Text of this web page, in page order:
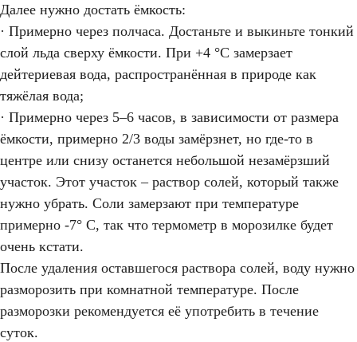
Далее нужно достать ёмкость:
· Примерно через полчаса. Достаньте и выкиньте тонкий
слой льда сверху ёмкости. При +4 °C замерзает
дейтериевая вода, распространённая в природе как
тяжёлая вода;
· Примерно через 5–6 часов, в зависимости от размера
ёмкости, примерно 2/3 воды замёрзнет, но где-то в
центре или снизу останется небольшой незамёрзший
участок. Этот участок – раствор солей, который также
нужно убрать. Соли замерзают при температуре
примерно -7° C, так что термометр в морозилке будет
очень кстати.
После удаления оставшегося раствора солей, воду нужно
разморозить при комнатной температуре. После
разморозки рекомендуется её употребить в течение
суток.